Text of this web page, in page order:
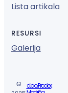
Lista artikala
RESURSI
Galerija
©
d.o.o. Prodex